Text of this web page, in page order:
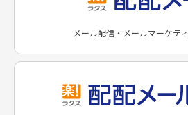
メール配信・メールマーケテ